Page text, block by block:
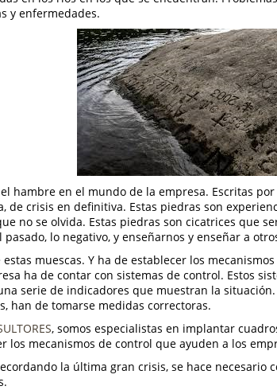
y enfermedades.
hambre en el mundo de la empresa. Escritas
de crisis en definitiva. Estas piedras son
no se olvida. Estas piedras son cicatrices que
lo negativo, y enseñarnos y enseñar a
muescas. Y ha de establecer los
ha de contar con sistemas de control. Estos
serie de indicadores que muestran la
han de tomarse medidas correctoras.
, somos especialistas en implantar
los mecanismos de control que ayuden a los
la última gran crisis, se hace necesario